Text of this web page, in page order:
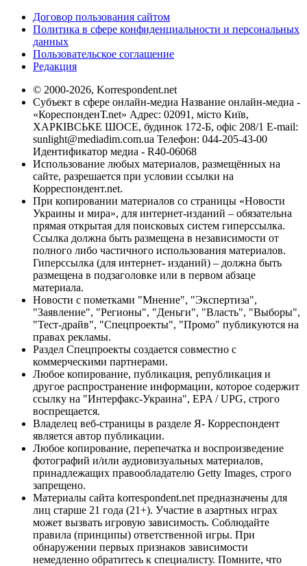
Договор пользования сайтом
Политика в сфере конфиденциальности и персональных
данных
Пользовательское соглашение
Редакция
© 2000-2026, Korrespondent.net
Субъект в сфере онлайн-медиа Название онлайн-медиа -
«КореспонденТ.net» Адрес: 02091, місто Київ,
ХАРКІВСЬКЕ ШОСЕ, будинок 172-Б, офіс 208/1 E-mail:
sunlight@mediadim.com.ua Телефон: 044-205-43-00
Идентификатор медиа - R40-06068
Использование любых материалов, размещённых на
сайте, разрешается при условии ссылки на
Корреспондент.net.
При копировании материалов со страницы «Новости
Украины и мира», для интернет-изданий – обязательна
прямая открытая для поисковых систем гиперссылка.
Ссылка должна быть размещена в независимости от
полного либо частичного использования материалов.
Гиперссылка (для интернет- изданий) – должна быть
размещена в подзаголовке или в первом абзаце
материала.
Новости с пометками "Мнение", "Экспертиза",
"Заявление", "Регионы", "Деньги", "Власть", "Выборы",
"Тест-драйв", "Спецпроекты", "Промо" публикуются на
правах рекламы.
Раздел Спецпроекты создается совместно с
коммерческими партнерами.
Любое копирование, публикация, републикация и
другое распространение информации, которое содержит
ссылку на "Интерфакс-Украина", EPA / UPG, строго
воспрещается.
Владелец веб-страницы в разделе Я- Корреспондент
является автор публикации.
Любое копирование, перепечатка и воспроизведение
фотографий и/или аудиовизуальных материалов,
принадлежащих правообладателю Getty Images, строго
запрещено.
Материалы сайта korrespondent.net предназначены для
лиц старше 21 года (21+). Участие в азартных играх
может вызвать игровую зависимость. Соблюдайте
правила (принципы) ответственной игры. При
обнаружении первых признаков зависимости
немедленно обратитесь к специалисту. Помните, что